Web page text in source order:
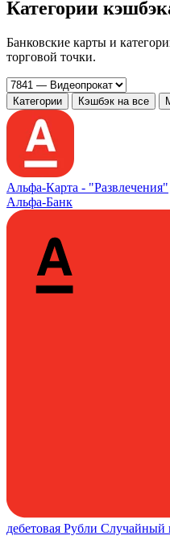
Категории
Банковские карты и
торговой точки.
Категории Кэшбэк на все
Альфа‑Карта - "Развлечения"
Альфа-Банк
дебетовая Рубли Случайный